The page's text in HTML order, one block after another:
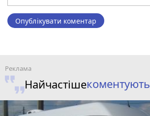
Опублікувати коментар
Найчастішекоментують